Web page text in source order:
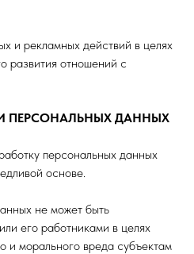
и рекламных действий в целях
развития отношений с
ПЕРСОНАЛЬНЫХ ДАННЫХ
персональных данных
основе.
не может быть
его работниками в целях
и морального вреда субъектам